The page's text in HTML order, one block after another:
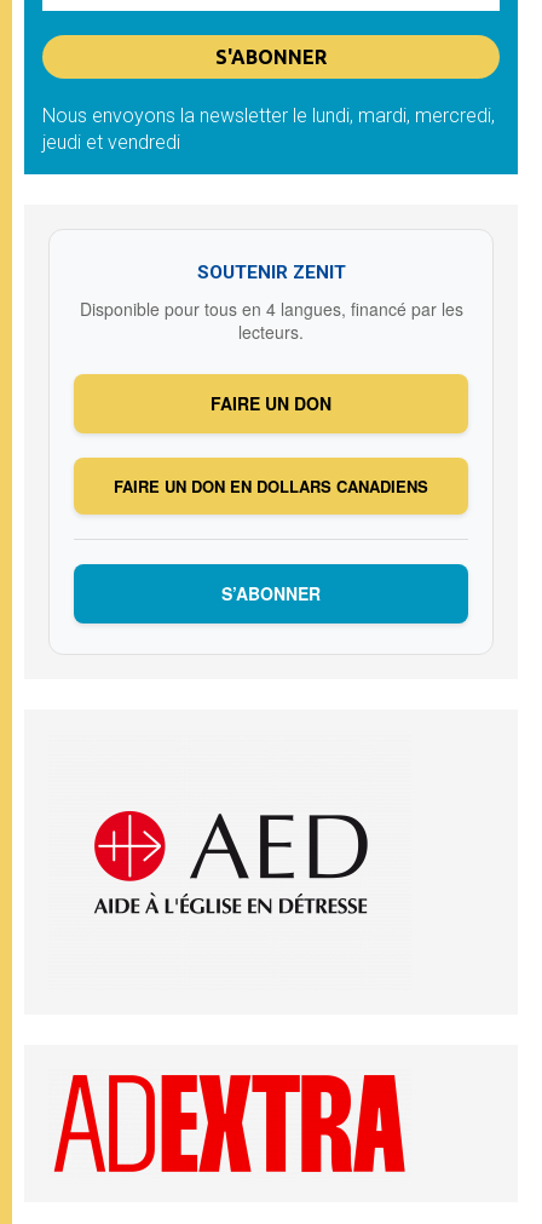
Nous envoyons la newsletter le lundi, mardi, mercredi,
jeudi et vendredi
SOUTENIR ZENIT
Disponible pour tous en 4 langues, financé par les
lecteurs.
FAIRE UN DON
FAIRE UN DON EN DOLLARS CANADIENS
S’ABONNER